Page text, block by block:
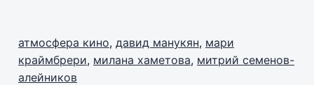
атмосфера кино, давид манукян, мари
краймбрери, милана хаметова, митрий семенов-
алейников